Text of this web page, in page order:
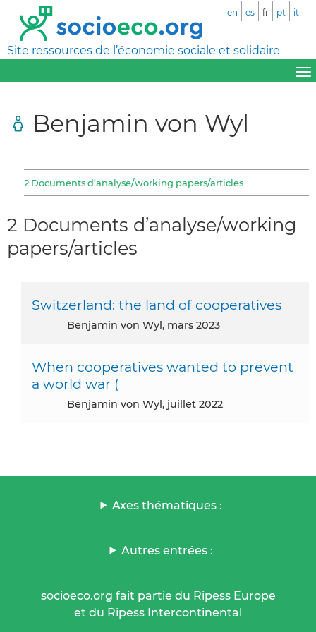
Site ressources de l’économie sociale et solidaire
en es fr pt it
Benjamin von Wyl
2 Documents d’analyse/working papers/articles
2 Documents d’analyse/working
papers/articles
Switzerland: the land of cooperatives
Benjamin von Wyl, mars 2023
When cooperatives wanted to prevent
a world war (
Benjamin von Wyl, juillet 2022
Axes thématiques :
Autres entrées :
socioeco.org fait partie du Ripess Europe
et du Ripess Intercontinental